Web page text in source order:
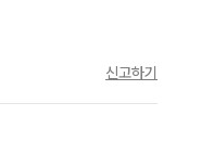
신고하기